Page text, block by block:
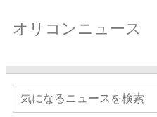
オリコンニュース